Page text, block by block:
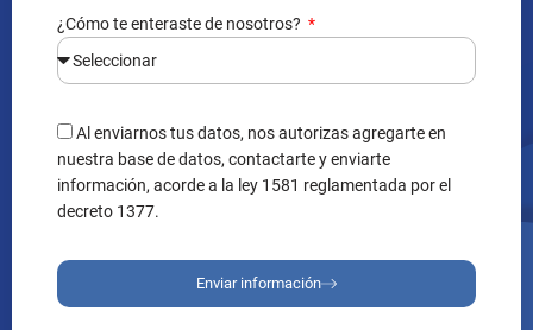
¿Cómo te enteraste de nosotros?
Al enviarnos tus datos, nos autorizas agregarte en
nuestra base de datos, contactarte y enviarte
información, acorde a la ley 1581 reglamentada por el
decreto 1377.
Enviar información